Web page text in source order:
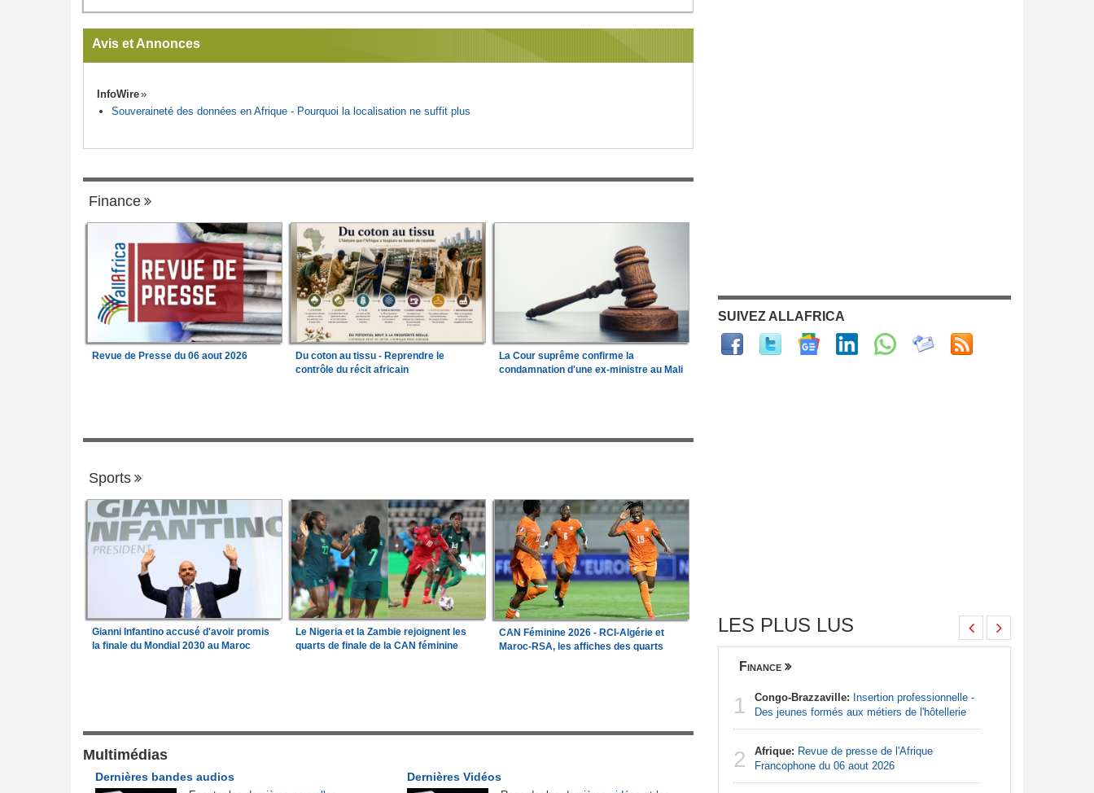
Avis et Annonces
InfoWire
Souveraineté des données en Afrique - Pourquoi la localisation ne suffit plus
Finance
Revue de Presse du 06 aout 2026
Du coton au tissu - Reprendre le
contrôle du récit africain
La Cour suprême confirme la
condamnation d'une ex-ministre au Mali
Sports
Gianni Infantino accusé d'avoir promis
la finale du Mondial 2030 au Maroc
Le Nigeria et la Zambie rejoignent les
quarts de finale de la CAN féminine
CAN Féminine 2026 - RCI-Algérie et
Maroc-RSA, les affiches des quarts
Multimédias
Dernières Vidéos
Dernières bandes audios
SUIVEZ ALLAFRICA
LES PLUS LUS
2
ministre de l'Économie
Finance
1 Congo-Brazzaville: Insertion professionnelle -
Des jeunes formés aux métiers de l'hôtellerie
2 Afrique: Revue de presse de l'Afrique
Francophone du 06 aout 2026